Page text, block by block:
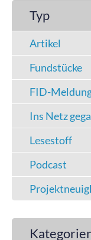
Typ
Artikel
Fundstücke
FID-
Ins Netz
Lesestoff
Podcast